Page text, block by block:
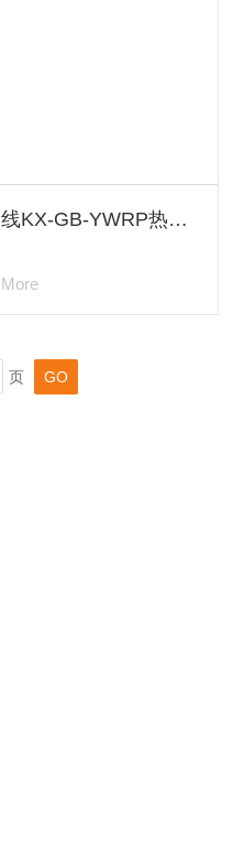
多股补偿导线KX-GB-YWRP热电势18.849mV
More
页